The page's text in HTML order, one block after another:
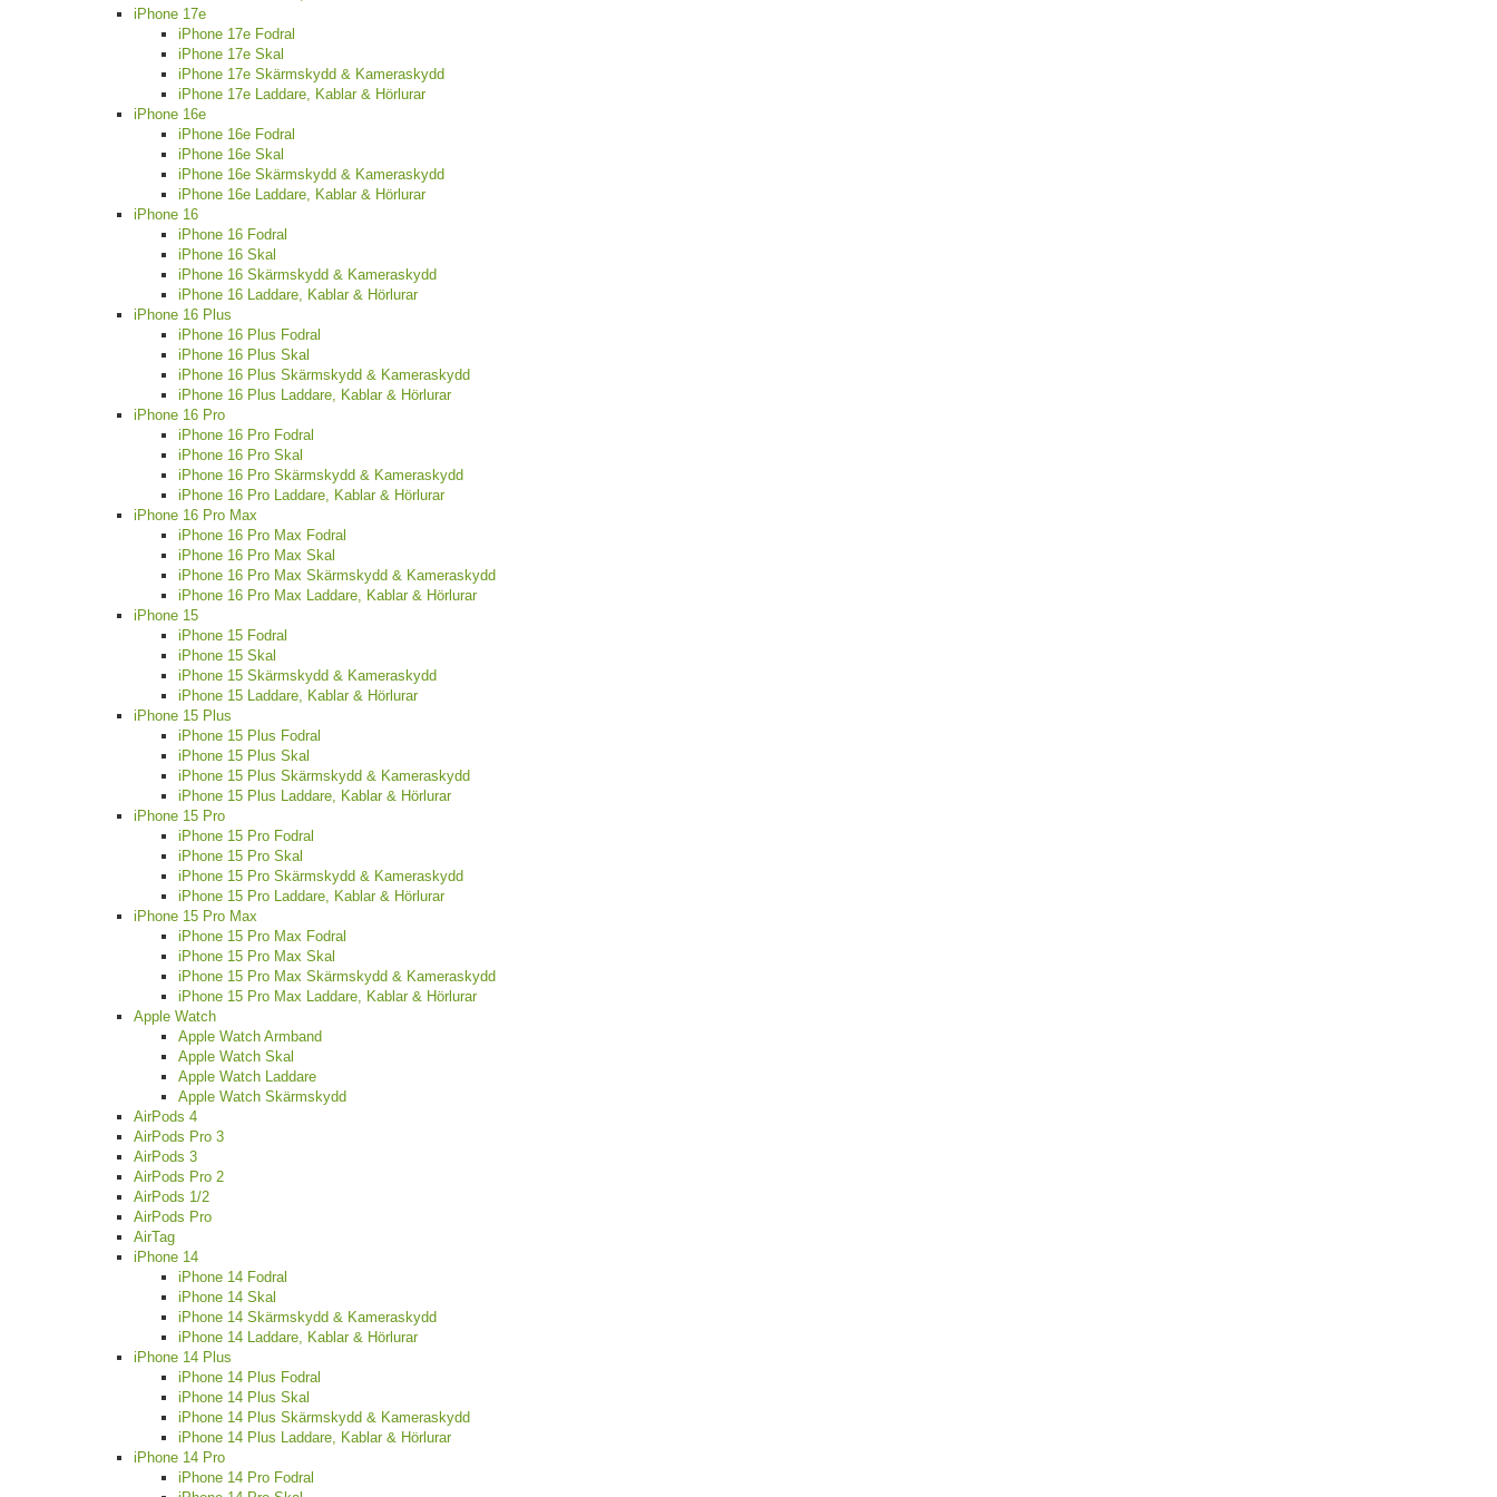
iPhone 17e
iPhone 17e Fodral
iPhone 17e Skal
iPhone 17e Skärmskydd & Kameraskydd
iPhone 17e Laddare, Kablar & Hörlurar
iPhone 16e
iPhone 16e Fodral
iPhone 16e Skal
iPhone 16e Skärmskydd & Kameraskydd
iPhone 16e Laddare, Kablar & Hörlurar
iPhone 16
iPhone 16 Fodral
iPhone 16 Skal
iPhone 16 Skärmskydd & Kameraskydd
iPhone 16 Laddare, Kablar & Hörlurar
iPhone 16 Plus
iPhone 16 Plus Fodral
iPhone 16 Plus Skal
iPhone 16 Plus Skärmskydd & Kameraskydd
iPhone 16 Plus Laddare, Kablar & Hörlurar
iPhone 16 Pro
iPhone 16 Pro Fodral
iPhone 16 Pro Skal
iPhone 16 Pro Skärmskydd & Kameraskydd
iPhone 16 Pro Laddare, Kablar & Hörlurar
iPhone 16 Pro Max
iPhone 16 Pro Max Fodral
iPhone 16 Pro Max Skal
iPhone 16 Pro Max Skärmskydd & Kameraskydd
iPhone 16 Pro Max Laddare, Kablar & Hörlurar
iPhone 15
iPhone 15 Fodral
iPhone 15 Skal
iPhone 15 Skärmskydd & Kameraskydd
iPhone 15 Laddare, Kablar & Hörlurar
iPhone 15 Plus
iPhone 15 Plus Fodral
iPhone 15 Plus Skal
iPhone 15 Plus Skärmskydd & Kameraskydd
iPhone 15 Plus Laddare, Kablar & Hörlurar
iPhone 15 Pro
iPhone 15 Pro Fodral
iPhone 15 Pro Skal
iPhone 15 Pro Skärmskydd & Kameraskydd
iPhone 15 Pro Laddare, Kablar & Hörlurar
iPhone 15 Pro Max
iPhone 15 Pro Max Fodral
iPhone 15 Pro Max Skal
iPhone 15 Pro Max Skärmskydd & Kameraskydd
iPhone 15 Pro Max Laddare, Kablar & Hörlurar
Apple Watch
Apple Watch Armband
Apple Watch Skal
Apple Watch Laddare
Apple Watch Skärmskydd
AirPods 4
AirPods Pro 3
AirPods 3
AirPods Pro 2
AirPods 1/2
AirPods Pro
AirTag
iPhone 14
iPhone 14 Fodral
iPhone 14 Skal
iPhone 14 Skärmskydd & Kameraskydd
iPhone 14 Laddare, Kablar & Hörlurar
iPhone 14 Plus
iPhone 14 Plus Fodral
iPhone 14 Plus Skal
iPhone 14 Plus Skärmskydd & Kameraskydd
iPhone 14 Plus Laddare, Kablar & Hörlurar
iPhone 14 Pro
iPhone 14 Pro Fodral